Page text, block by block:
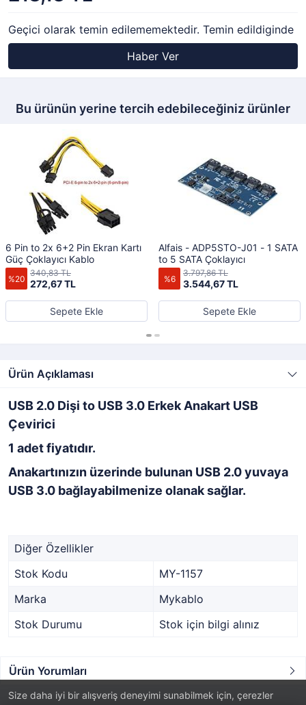
Size daha iyi bir alışveriş deneyimi sunabilmek için, çerezler
Geçici olarak temin edilememektedir. Temin edildiginde
Haber Ver
Bu ürünün yerine tercih edebileceğiniz ürünler
6 Pin to 2x 6+2 Pin Ekran Kartı
Güç Çoklayıcı Kablo
%20 272,67 TL
340,83 TL
Sepete Ekle
Alfais - ADP5STO-J01 - 1 SATA
to 5 SATA Çoklayıcı
%6 3.544,67 TL
3.797,86 TL
Sepete Ekle
Ürün Açıklaması
USB 2.0 Dişi to USB 3.0 Erkek Anakart USB
Çevirici
1 adet fiyatıdır.
Anakartınızın üzerinde bulunan USB 2.0 yuvaya
USB 3.0 bağlayabilmenize olanak sağlar.
Diğer Özellikler
Stok Kodu
MY-1157
Marka
Mykablo
Stok Durumu
Stok için bilgi alınız
Ürün Yorumları